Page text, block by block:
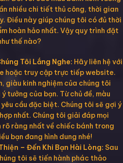
nhiều chi tiết thủ công, thời gian
Điều này giúp chúng tôi có đủ thời
hoàn hảo nhất. Vậy quy trình đặt
thế nào?
Tôi Lắng Nghe: Hãy liên hệ với
hoặc truy cập trực tiếp website.
giàu kinh nghiệm của chúng tôi
tưởng của bạn. Từ chủ đề, màu
cầu đặc biệt. Chúng tôi sẽ gợi ý
nhất. Chúng tôi giải đáp mọi
rõ ràng nhất về chiếc bánh trong
bạn đang hình dung nhé!
– Đến Khi Bạn Hài Lòng: Sau
tôi sẽ tiến hành phác thảo